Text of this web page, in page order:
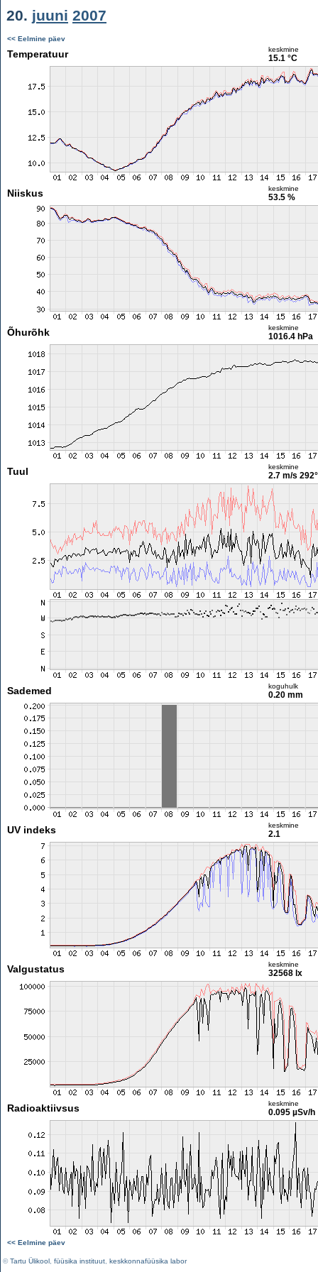
20. juuni 2007
<< Eelmine päev
Temperatuur keskmine
15.1 °C
Niiskus keskmine
53.5 %
Õhurõhk keskmine
1016.4 hPa
Tuul keskmine
2.7 m/s 292°
Sademed koguhulk
0.20 mm
UV indeks keskmine
2.1
Valgustatus keskmine
32568 lx
Radioaktiivsus keskmine
0.095 µSv/h
<< Eelmine päev
©Tartu Ülikool füüsika instituut keskkonnafüüsika labor